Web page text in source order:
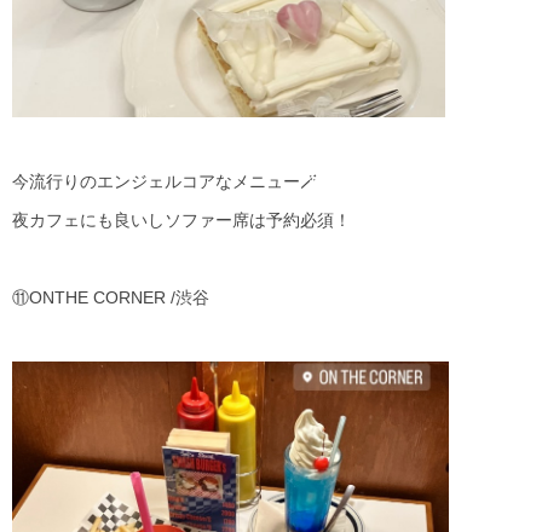
今流行りのエンジェルコアなメニュー🪄
夜カフェにも良いしソファー席は予約必須！
⑪ONTHE CORNER /渋谷